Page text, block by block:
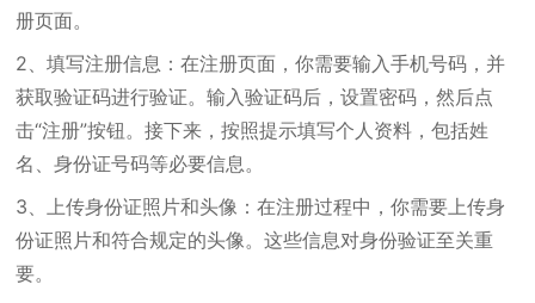
册页面。 ‌
2、填写注册信息‌：在注册页面，你需要输入手机号码，并
获取验证码进行验证。输入验证码后，设置密码，然后点
击“注册”按钮。接下来，按照提示填写个人资料，包括姓
名、身份证号码等必要信息。 ‌
3、上传身份证照片和头像‌：在注册过程中，你需要上传身
份证照片和符合规定的头像。这些信息对身份验证至关重
要。 ‌